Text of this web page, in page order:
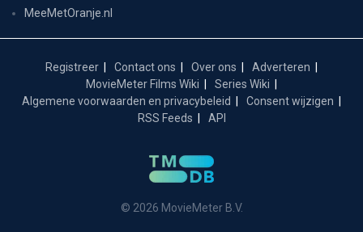
MeeMetOranje.nl
Registreer Contact ons Over ons
Adverteren
MovieMeter Films Wiki
Series Wiki
Algemene voorwaarden en privacybeleid
Consent wijzigen
RSS Feeds
API
© 2026 MovieMeter B.V.